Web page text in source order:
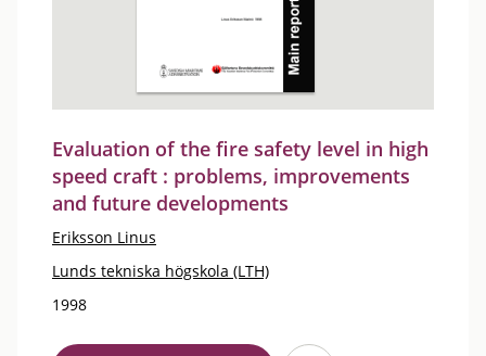
Evaluation of the fire safety level in high
speed craft : problems, improvements
and future developments
Eriksson Linus
Lunds tekniska högskola (LTH)
1998